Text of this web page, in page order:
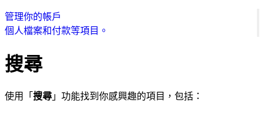
管理你的帳戶
個人檔案和付款等項目。
搜尋
使用「 搜尋 」功能找到你感興趣的項目，包括：